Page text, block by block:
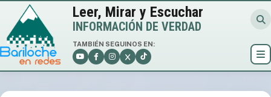
Leer, Mirar y Escuchar
INFORMACIÓN DE VERDAD
TAMBIÉN SEGUINOS EN: